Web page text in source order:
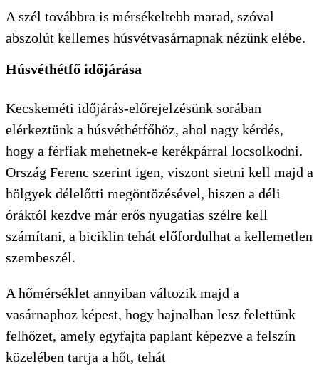
A szél továbbra is mérsékeltebb marad, szóval
abszolút kellemes húsvétvasárnapnak nézünk elébe.
Húsvéthétfő időjárása
Kecskeméti időjárás-előrejelzésünk sorában
elérkeztünk a húsvéthétfőhöz, ahol nagy kérdés,
hogy a férfiak mehetnek-e kerékpárral locsolkodni.
Ország Ferenc szerint igen, viszont sietni kell majd a
hölgyek délelőtti megöntözésével, hiszen a déli
óráktól kezdve már erős nyugatias szélre kell
számítani, a biciklin tehát előfordulhat a kellemetlen
szembeszél.
A hőmérséklet annyiban változik majd a
vasárnaphoz képest, hogy hajnalban lesz felettünk
felhőzet, amely egyfajta paplant képezve a felszín
közelében tartja a hőt, tehát